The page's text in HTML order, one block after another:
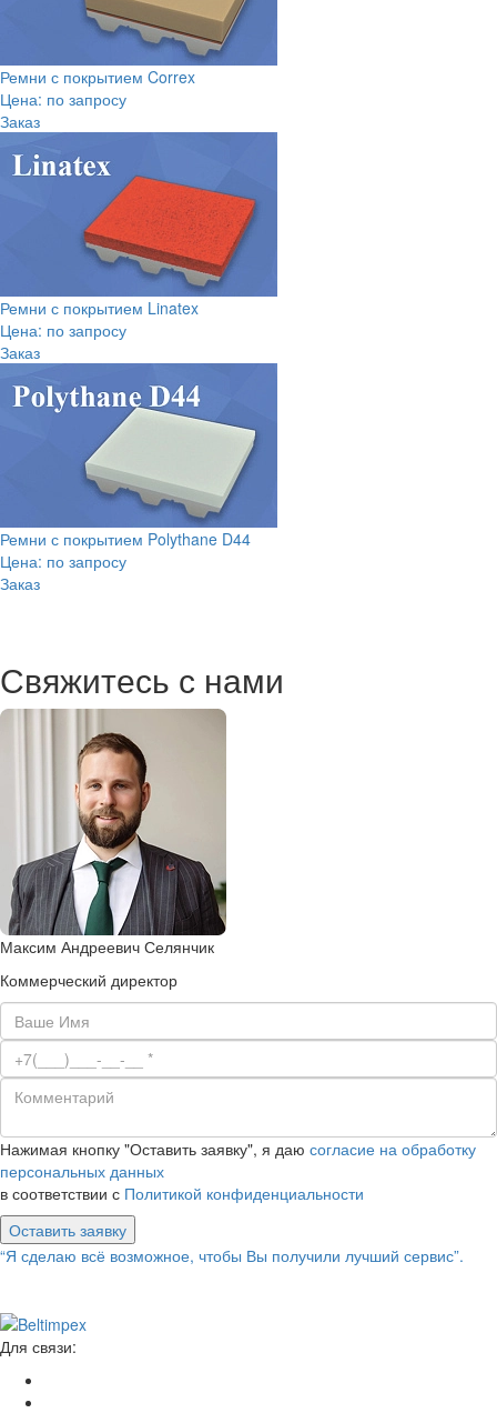
Ремни с покрытием Correx
Цена: по запросу
Заказ
Ремни с покрытием Linatex
Цена: по запросу
Заказ
Ремни с покрытием Polythane D44
Цена: по запросу
Заказ
Свяжитесь с нами
Максим Андреевич Селянчик
Коммерческий директор
Нажимая кнопку "Оставить заявку", я даю согласие на обработку
персональных данных
в соответствии с Политикой конфиденциальности
Оставить заявку
“Я сделаю всё возможное, чтобы Вы получили лучший сервис”.
Для связи: